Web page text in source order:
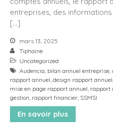
entreprises, des
[…]
mars 13, 2025
Tiphaine
Uncategorized
Audencia bilan annuel entreprise
rapport annuel design rapport annuel
mise en page rapport annuel rapport
gestion rapport financier SSMSI
En savoir plus